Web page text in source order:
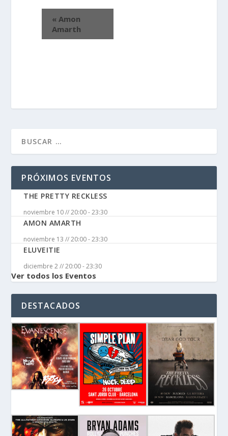
« Amon
Amarth
PRÓXIMOS EVENTOS
THE PRETTY RECKLESS
noviembre 10 // 20:00-23:30
AMON AMARTH
noviembre 13 // 20:00-23:30
ELUVEITIE
diciembre 2 // 20:00-23:30
Ver todos los Eventos
DESTACADOS